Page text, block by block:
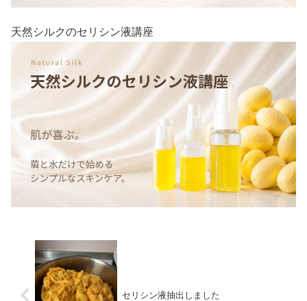
天然シルクのセリシン液講座
セリシン液抽出しました